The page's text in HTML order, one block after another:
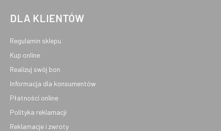
DLA KLIENTÓW
Regulamin sklepu
Kup online
Realizuj swój bon
Informacja dla konsumentów
Płatności online
Polityka reklamacji
Reklamacje i zwroty